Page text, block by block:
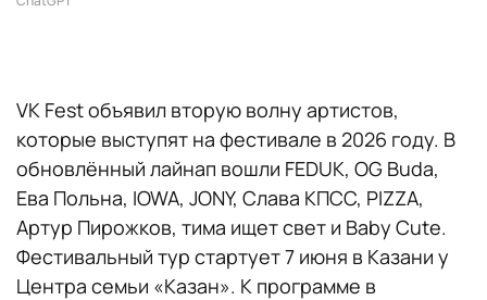
VK Fest объявил вторую волну артистов,
которые выступят на фестивале в 2026 году. В
обновлённый лайнап вошли FEDUK, OG Buda,
Ева Польна, IOWA, JONY, Слава КПСС, PIZZA,
Артур Пирожков, тима ищет свет и Baby Cute.
Фестивальный тур стартует 7 июня в Казани у
Центра семьи «Казан». К программе в